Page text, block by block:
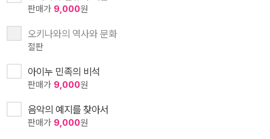
판매가 9,000원
오키나와의 역사와 문화
절판
아이누 민족의 비석
판매가 9,000원
음악의 예지를 찾아서
판매가 9,000원